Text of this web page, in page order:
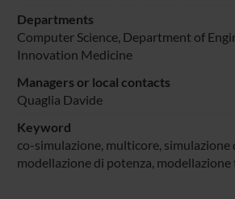
Departments
Computer Science, Department of
Innovation Medicine
Managers or local contacts
Quaglia Davide
Keyword
co-simulazione, multicore, simulazione
modellazione di potenza, modellazione